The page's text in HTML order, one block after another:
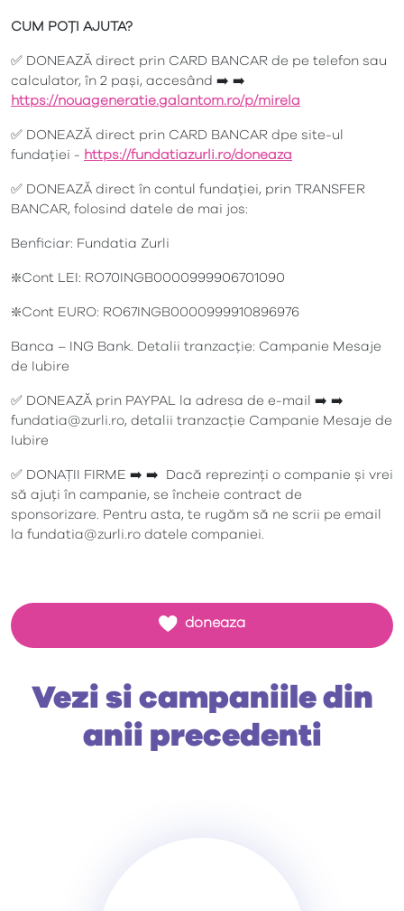
CUM POȚI AJUTA?
✅ DONEAZĂ direct prin CARD BANCAR de pe telefon sau
calculator, în 2 pași, accesând ➡️ ➡️
https://nouageneratie.galantom.ro/p/mirela
✅ DONEAZĂ direct prin CARD BANCAR dpe site-ul
fundației - https://fundatiazurli.ro/doneaza
✅ DONEAZĂ direct în contul fundației, prin TRANSFER
BANCAR, folosind datele de mai jos:
Benficiar: Fundatia Zurli
❇️Cont LEI: RO70INGB0000999906701090
❇️Cont EURO: RO67INGB0000999910896976
Banca – ING Bank. Detalii tranzacție: Campanie Mesaje
de Iubire
✅ DONEAZĂ prin PAYPAL la adresa de e-mail ➡️ ➡️
fundatia@zurli.ro, detalii tranzacție Campanie Mesaje de
Iubire
✅ DONAȚII FIRME ➡️ ➡️ Dacă reprezinți o companie și vrei
să ajuți în campanie, se încheie contract de
sponsorizare. Pentru asta, te rugăm să ne scrii pe email
la fundatia@zurli.ro datele companiei.
doneaza
Vezi si campaniile din
anii precedenti